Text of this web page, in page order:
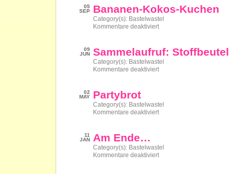
05
SEP
Bananen-Kokos-Kuchen
Category(s): Bastelwastel
Kommentare deaktiviertfür
09
JUN Sammelaufruf: Stoffbeutel
Category(s): Bastelwastel
Kommentare deaktiviertfür
02
MAY
Partybrot
Category(s): Bastelwastel
Kommentare deaktiviertfür
11
JAN
Am Ende…
Category(s): Bastelwastel
Kommentare deaktiviertfür